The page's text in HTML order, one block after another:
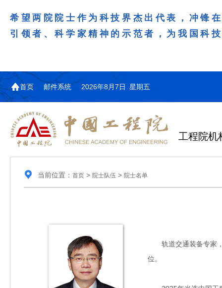
希望两院院士作为科技界杰出代表，冲锋
引领者、科学家精神的示范者，为我国科
首页 邮件系统 2026年8月7日 星期五
工程院机
当前位置： 首页> 院士队伍 > 院士名单
轨道交通装备专家，
位。